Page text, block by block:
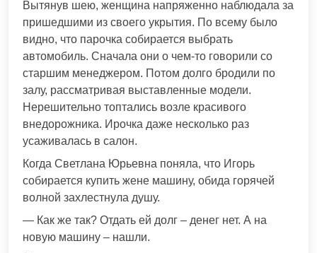
Вытянув шею, женщина напряженно наблюдала за
пришедшими из своего укрытия. По всему было
видно, что парочка собирается выбрать
автомобиль. Сначала они о чем-то говорили со
старшим менеджером. Потом долго бродили по
залу, рассматривая выставленные модели.
Нерешительно топтались возле красивого
внедорожника. Ирочка даже несколько раз
усаживалась в салон.
Когда Светлана Юрьевна поняла, что Игорь
собирается купить жене машину, обида горячей
волной захлестнула душу.
— Как же так? Отдать ей долг – денег нет. А на
новую машину – нашли.